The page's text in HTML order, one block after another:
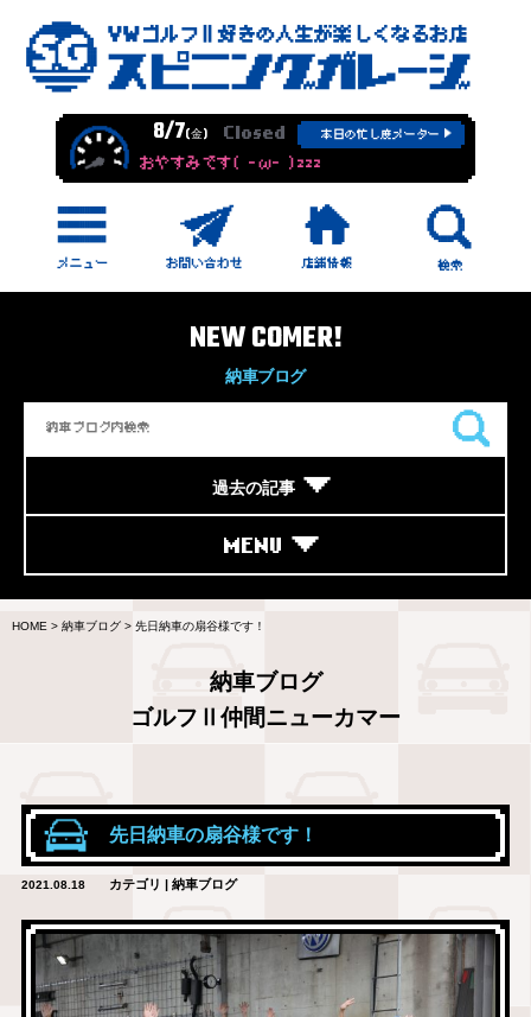
8/7(金) Closed 本日の忙し度メーター
おやすみです( -ω- )zzz
NEW COMER!
納車ブログ
過去の記事
MENU
HOME > 納車ブログ > 先日納車の扇谷様です！
納車ブログ
ゴルフⅡ仲間ニューカマー
先日納車の扇谷様です！
2021.08.18 カテゴリ | 納車ブログ